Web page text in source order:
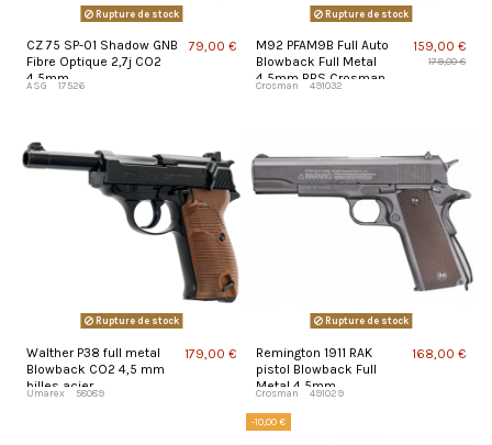
Rupture de stock
CZ 75 SP-01 Shadow GNB
Fibre Optique 2,7j CO2
4,5mm
ASG 17526
79,00 €
Rupture de stock
M92 PFAM9B Full Auto
Blowback Full Metal
4,5mm BBS Crosman
Crosman 491032
159,00 €
179,00 €
Rupture de stock
Walther P38 full metal
Blowback CO2 4,5 mm
billes acier
Umarex 58089
179,00 €
Rupture de stock
Remington 1911 RAK
pistol Blowback Full
Metal 4,5mm
Crosman 491029
168,00 €
-10,00 €